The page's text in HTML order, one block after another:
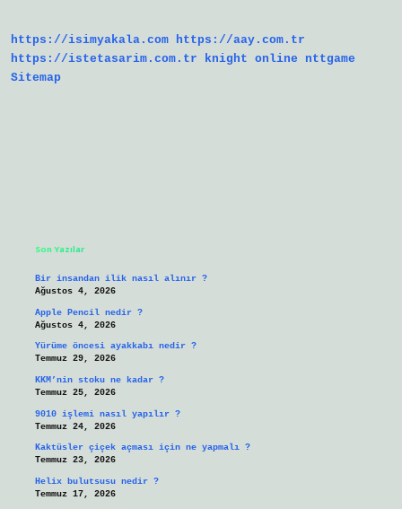
Bölgede
https://isimyakala.com https://aay.com.tr
https://istetasarim.com.tr
knight online
nttgame
Sitemap
Son Yazılar
Bir insandan ilik nasıl alınır ?
Ağustos 4, 2026
Apple Pencil nedir ?
Ağustos 4, 2026
Yürüme öncesi ayakkabı nedir ?
Temmuz 29, 2026
KKM’nin stoku ne kadar ?
Temmuz 25, 2026
9010 işlemi nasıl yapılır ?
Temmuz 24, 2026
Kaktüsler çiçek açması için ne yapmalı ?
Temmuz 23, 2026
Helix bulutsusu nedir ?
Temmuz 17, 2026